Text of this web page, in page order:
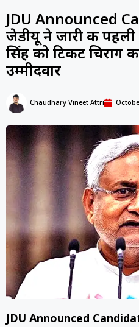
JDU Announced
जेडीयू ने जारी की
सिंह को टिकट चिराग
उम्मीदवार
Chaudhary Vineet Attri
JDU Announced